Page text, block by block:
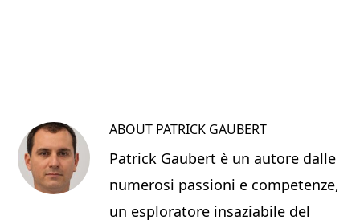
ABOUT PATRICK GAUBERT
Patrick Gaubert è un autore dalle
numerosi passioni e competenze,
un esploratore insaziabile del